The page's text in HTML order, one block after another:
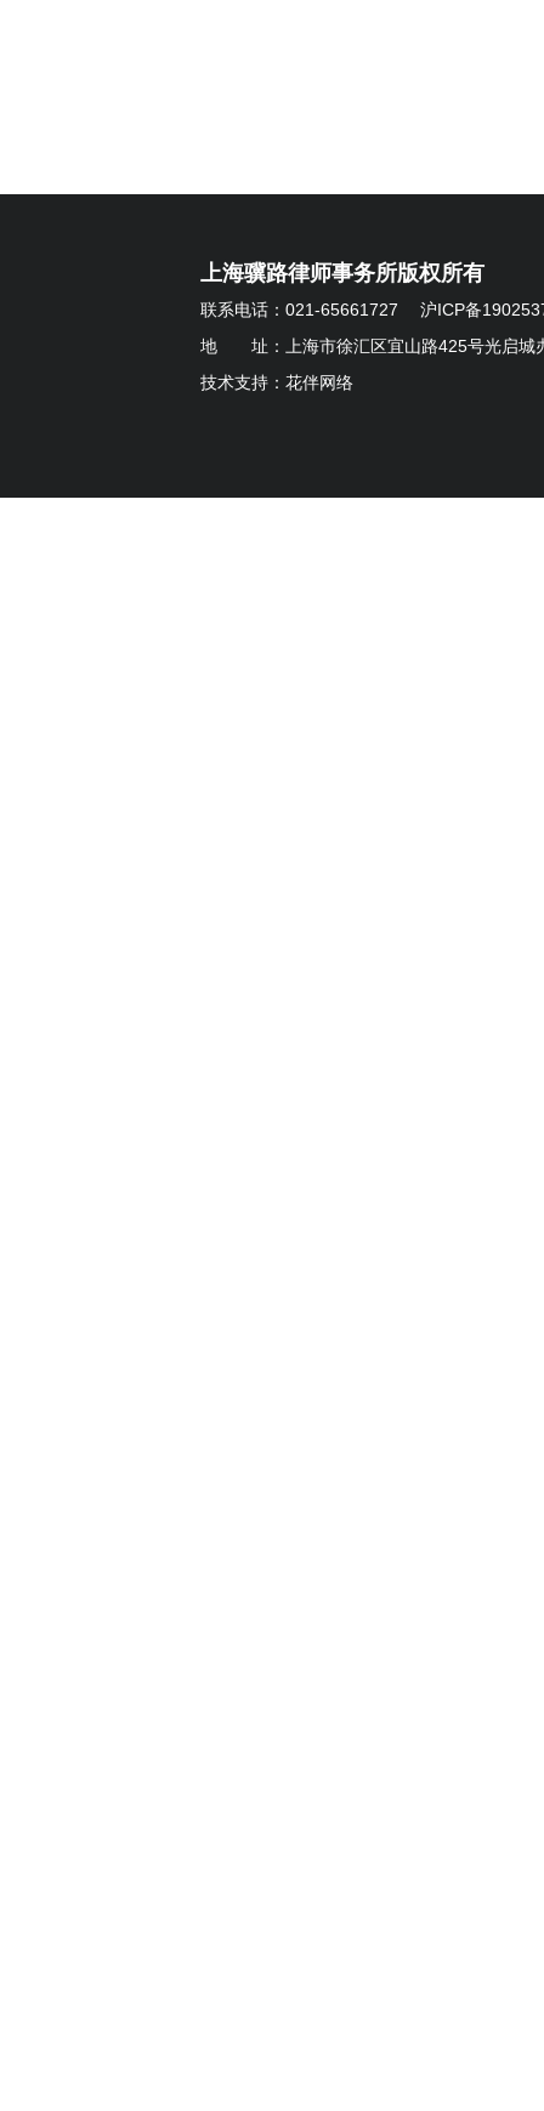
上海骥路律师事务所版权所有
联系电话：021-65661727 沪ICP备
地 址：上海市徐汇区宜山路425号光启城
技术支持： 花伴网络